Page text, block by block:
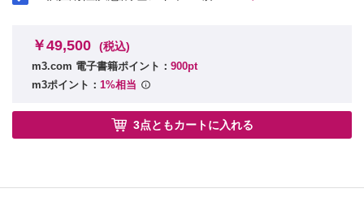
￥49,500 (税込)
m3.com 電子書籍ポイント： 900pt
m3ポイント： 1%相当
3点ともカートに入れる